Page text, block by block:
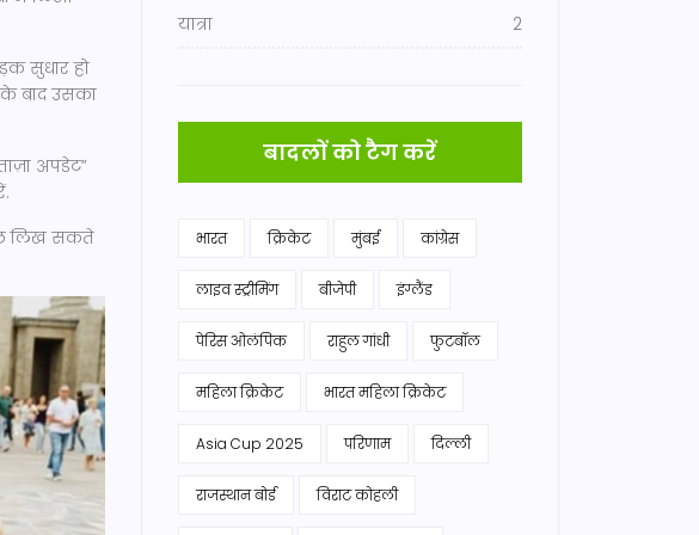
सुधार हो
बाद उसका
अपडेट”
लिख सकते
यात्रा 2
बादलों को टैग करें
भारत क्रिकेट मुंबई कांग्रेस
लाइव स्ट्रीमिंग बीजेपी इंग्लैंड
पेरिस ओलंपिक राहुल गांधी फुटबॉल
महिला क्रिकेट भारत महिला क्रिकेट
Asia Cup 2025 परिणाम दिल्ली
राजस्थान बोर्ड विराट कोहली